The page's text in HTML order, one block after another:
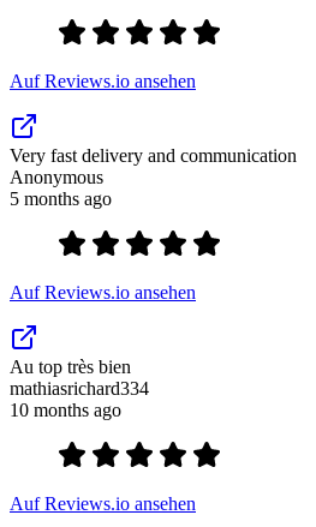
Auf Reviews.io ansehen
Very fast delivery and communication
Anonymous
5 months ago
Auf Reviews.io ansehen
Au top très bien
mathiasrichard334
10 months ago
Auf Reviews.io ansehen